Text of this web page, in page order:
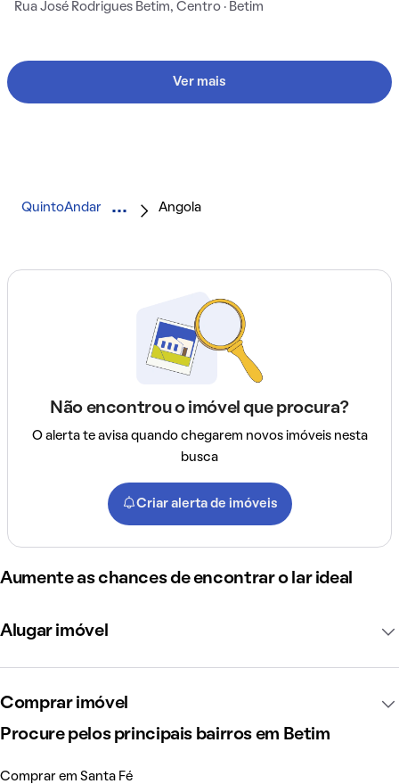
Rua José Rodrigues Betim, Centro · Betim
Ver mais
QuintoAndar Angola
Não encontrou o imóvel que procura?
O alerta te avisa quando chegarem novos imóveis nesta
busca
Criar alerta de imóveis
Aumente as chances de encontrar o lar ideal
Alugar imóvel
Comprar imóvel
Procure pelos principais bairros em Betim
Comprar em Santa Fé